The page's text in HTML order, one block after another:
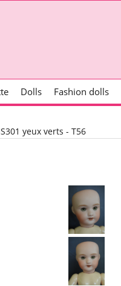
Dolls Fashion dolls
yeux verts - T56